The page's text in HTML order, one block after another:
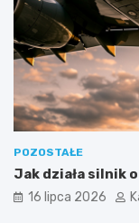
POZOSTAŁE
Jak działa silnik
16 lipca 2026